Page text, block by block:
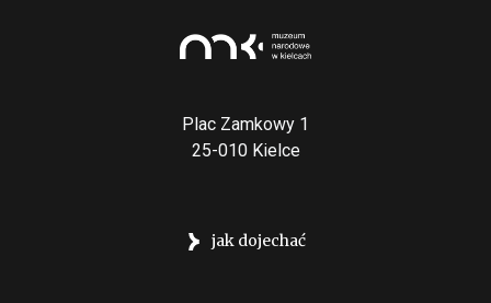
Plac Zamkowy 1
25-010 Kielce
jak dojechać